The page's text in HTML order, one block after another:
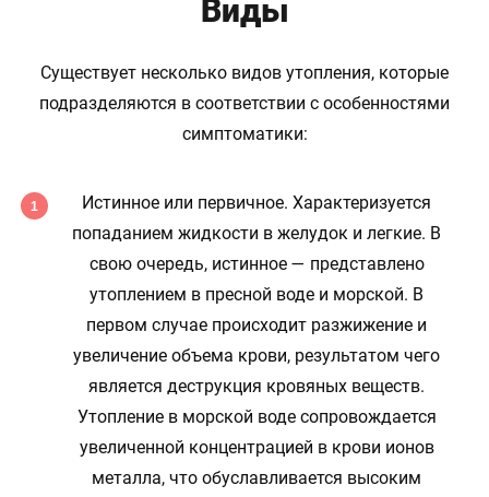
Виды
Существует несколько видов утопления, которые
подразделяются в соответствии с особенностями
симптоматики:
Истинное или первичное. Характеризуется
попаданием жидкости в желудок и легкие. В
свою очередь, истинное — представлено
утоплением в пресной воде и морской. В
первом случае происходит разжижение и
увеличение объема крови, результатом чего
является деструкция кровяных веществ.
Утопление в морской воде сопровождается
увеличенной концентрацией в крови ионов
металла, что обуславливается высоким